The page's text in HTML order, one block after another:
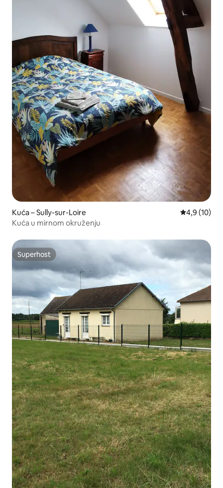
Kuća – Sully-sur-Loire Prosječna
4,9 (10)
Kuća u mirnom okruženju
Superhost
Superhost